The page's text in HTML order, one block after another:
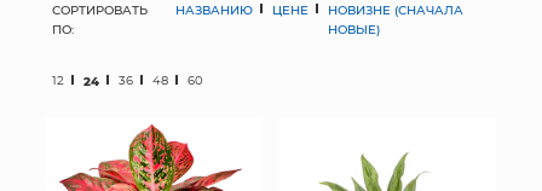
СВАДЕБНАЯ ФЛОРИСТИКА
ГРУНТЫ И УДОБРЕНИЯ
СОРТИРОВАТЬ
ПО:
НАЗВАНИЮ ЦЕНЕ
НОВИЗНЕ (СНАЧАЛА
НОВЫЕ)
12 24 36 48 60